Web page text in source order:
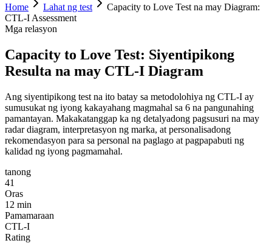
Home Lahat ng test
Capacity to Love Test na may Diagram:
CTL-I Assessment
Mga relasyon
Capacity to Love Test: Siyentipikong
Resulta na may CTL-I Diagram
Ang siyentipikong test na ito batay sa metodolohiya ng CTL-I ay
sumusukat ng iyong kakayahang magmahal sa 6 na pangunahing
pamantayan. Makakatanggap ka ng detalyadong pagsusuri na may
radar diagram, interpretasyon ng marka, at personalisadong
rekomendasyon para sa personal na paglago at pagpapabuti ng
kalidad ng iyong pagmamahal.
tanong
41
Oras
12 min
Pamamaraan
CTL-I
Rating